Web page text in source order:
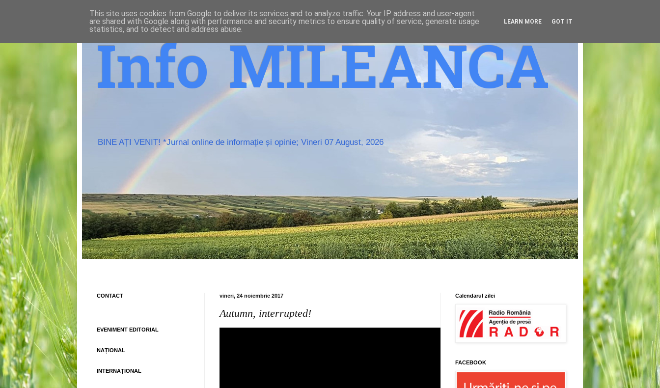
Info MILEANCA
BINE AȚI VENIT! *Jurnal online de informație și opinie; Vineri 07 August, 2026
vineri, 24 noiembrie 2017
Autumn, interrupted!
CONTACT
EVENIMENT EDITORIAL
NAȚIONAL
INTERNAȚIONAL
Calendarul zilei
FACEBOOK
This site uses cookies from Google to deliver its services and to analyze traffic. Your IP address and user-agent
are shared with Google along with performance and security metrics to ensure quality of service, generate usage
statistics, and to detect and address abuse.
LEARN MORE GOT IT